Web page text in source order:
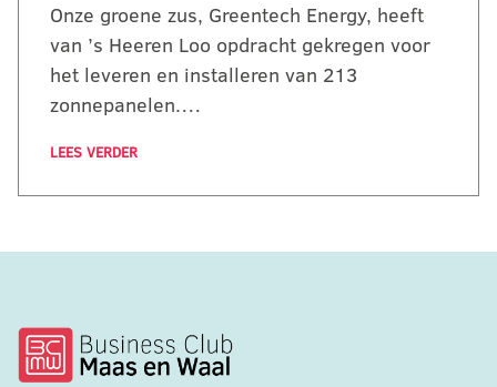
Onze groene zus, Greentech Energy, heeft
van ’s Heeren Loo opdracht gekregen voor
het leveren en installeren van 213
zonnepanelen.…
LEES VERDER